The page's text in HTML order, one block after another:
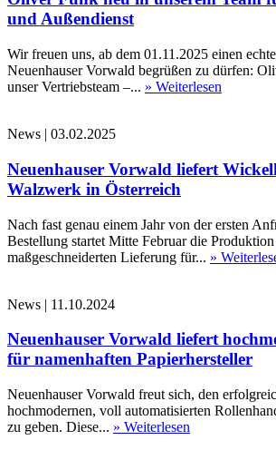
und Außendienst
Wir freuen uns, ab dem 01.11.2025 einen
Neuenhauser Vorwald begrüßen zu dürfen:
unser Vertriebsteam –... » Weiterlesen
News | 03.02.2025
Neuenhauser Vorwald liefert
Walzwerk in Österreich
Nach fast genau einem Jahr von der ersten
Bestellung startet Mitte Februar die
maßgeschneiderten Lieferung für... »
News | 11.10.2024
Neuenhauser Vorwald liefert
für namenhaften Papierhersteller
Neuenhauser Vorwald freut sich, den
hochmodernen, voll automatisierten
zu geben. Diese... » Weiterlesen